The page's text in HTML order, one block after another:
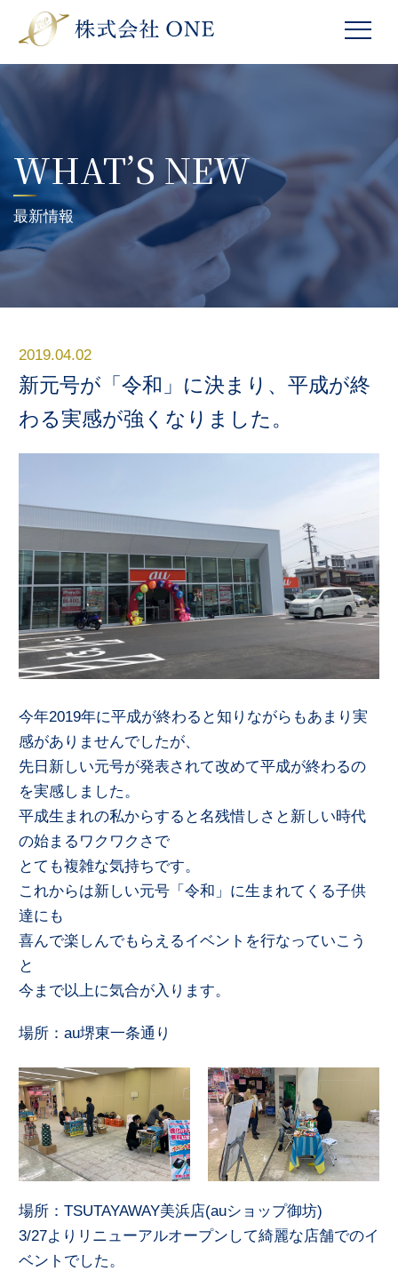
WHAT’S NEW
最新情報
2019.04.02
新元号が「令和」に決まり、平成が終
わる実感が強くなりました。
今年2019年に平成が終わると知りながらもあまり実
感がありませんでしたが、
先日新しい元号が発表されて改めて平成が終わるの
を実感しました。
平成生まれの私からすると名残惜しさと新しい時代
の始まるワクワクさで
とても複雑な気持ちです。
これからは新しい元号「令和」に生まれてくる子供
達にも
喜んで楽しんでもらえるイベントを行なっていこう
と
今まで以上に気合が入ります。
場所：au堺東一条通り
場所：TSUTAYAWAY美浜店(auショップ御坊)
3/27よりリニューアルオープンして綺麗な店舗でのイ
ベントでした。